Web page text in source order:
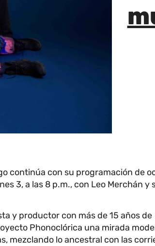
continúa con su programación de
3, a las 8 p.m., con Leo Merchán y
y productor con más de 15 años de
Phonoclórica una mirada
mezclando lo ancestral con las